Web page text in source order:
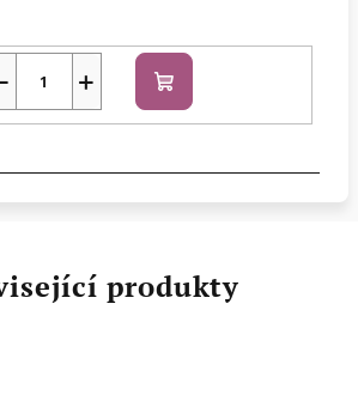
+ Do
košíku
produkty